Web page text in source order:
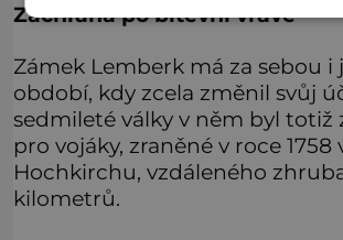
Záchrana po bitevní vřavě
Zámek Lemberk má za sebou i
období, kdy zcela změnil svůj
sedmileté války v něm byl totiž
pro vojáky, zraněné v roce 1758
Hochkirchu, vzdáleného
kilometrů.